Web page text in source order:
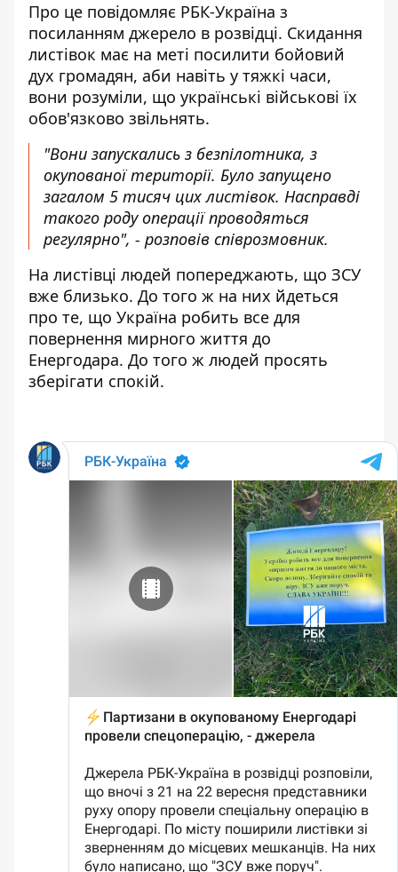
Про це повідомляє РБК-Україна з
посиланням джерело в розвідці. Скидання
листівок має на меті посилити бойовий
дух громадян, аби навіть у тяжкі часи,
вони розуміли, що українські військові їх
обов'язково звільнять.
"Вони запускались з безпілотника, з
окупованої території. Було запущено
загалом 5 тисяч цих листівок. Насправді
такого роду операції проводяться
регулярно", - розповів співрозмовник.
На листівці людей попереджають, що ЗСУ
вже близько. До того ж на них йдеться
про те, що Україна робить все для
повернення мирного життя до
Енергодара. До того ж людей просять
зберігати спокій.